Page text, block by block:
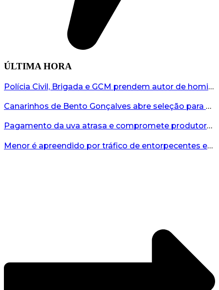
ÚLTIMA HORA
Polícia Civil, Brigada e GCM prendem autor de homicídio em Bento Gonçalves...
Canarinhos de Bento Gonçalves abre seleção para novos integrantes...
Pagamento da uva atrasa e compromete produtores...
Menor é apreendido por tráfico de entorpecentes em Veranópolis...